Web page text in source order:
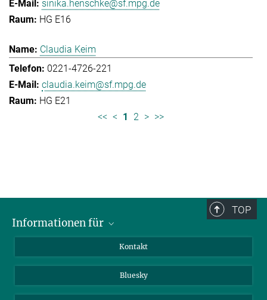
sinika.henschke@sf.mpg.de
HG E16
Claudia Keim
0221-4726-221
claudia.keim@sf.mpg.de
HG E21
<< < 1 2 > >>
TOP
Informationen für
Bewerbende
Forschende
Kontakt
Bluesky